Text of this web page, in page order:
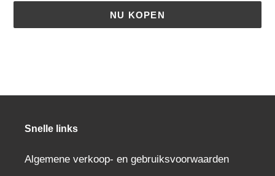
NU KOPEN
Snelle links
Algemene verkoop- en gebruiksvoorwaarden